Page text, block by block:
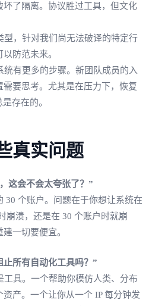
了隔离。协议胜过工具，但文化
型，针对我们尚无法破译的特定行
防范未来。
统有更多的步骤。新团队成员的入
要思考。尤其是在压力下，恢复
存在的。
真实问题
这会不会太夸张了？”
30 个账户。问题在于你想让系统在
崩溃，还是在 30 个账户时就崩
一切要便宜。
止所有自动化工具吗？”
具。一个帮助你模仿人类、分布
产。一个让你从一个 IP 每分钟发